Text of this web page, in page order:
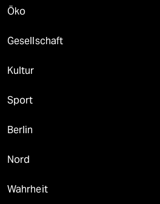
Öko
Gesellschaft
Kultur
Sport
Berlin
Nord
Wahrheit